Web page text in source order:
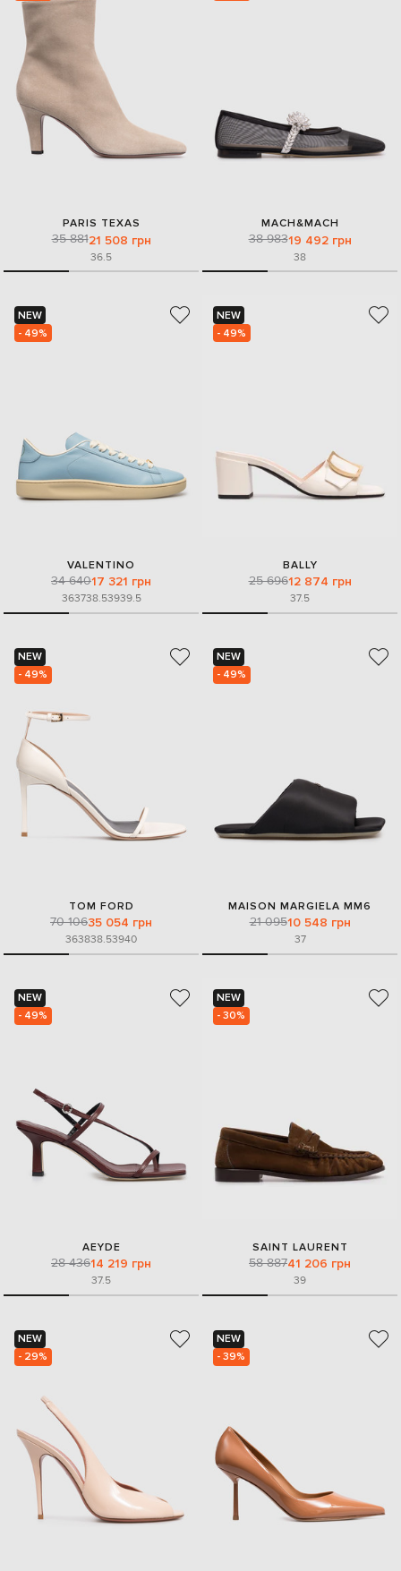
PARIS TEXAS
35 88121 508 грн
36.5
MACH&MACH
38 98319 492 грн
38
NEW
- 49%
VALENTINO
34 64017 321 грн
363738.53939.5
NEW
- 49%
BALLY
25 69612 874 грн
37.5
NEW
- 49%
TOM FORD
70 10635 054 грн
363838.53940
NEW
- 49%
MAISON MARGIELA MM6
21 09510 548 грн
37
NEW
- 49%
AEYDE
28 43614 219 грн
37.5
NEW
- 30%
SAINT LAURENT
58 88741 206 грн
39
NEW
- 29%
NEW
- 39%